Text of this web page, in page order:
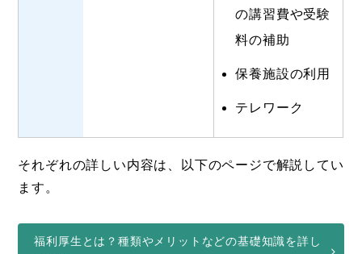
の講習費や受験
料の補助
保養施設の利用
テレワーク
それぞれの詳しい内容は、以下のページで解説してい
ます。
福利厚生とは？種類やメリットなどの基礎知識を詳し